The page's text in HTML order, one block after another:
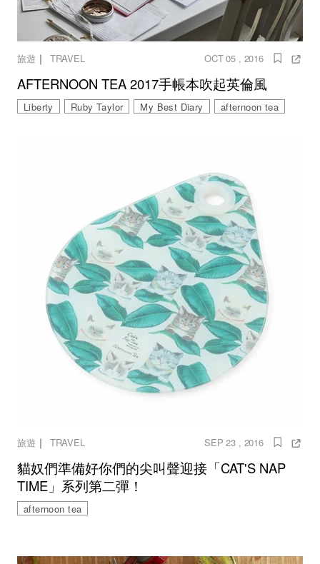
旅遊 ｜ TRAVEL OCT 05 , 2016
AFTERNOON TEA 2017手帳本吹起英倫風
Liberty Ruby Taylor My Best Diary afternoon tea
旅遊 ｜ TRAVEL SEP 23 , 2016
貓奴們準備好你們的尖叫聲迎接「CAT'S NAP
TIME」系列第二彈！
afternoon tea